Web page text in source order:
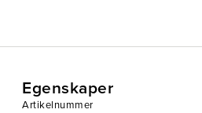
Egenskaper
Artikelnummer